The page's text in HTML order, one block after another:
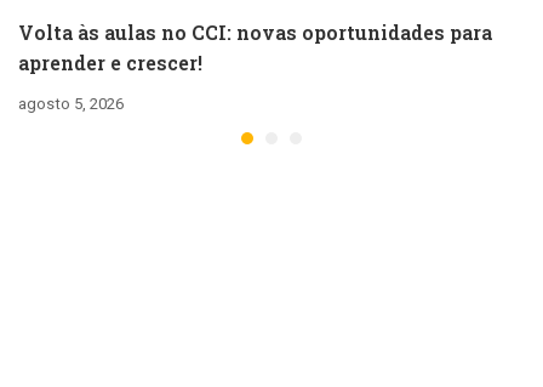
Volta às aulas no CCI: novas oportunidades para
aprender e crescer!
agosto 5, 2026